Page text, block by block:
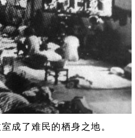
了难民的栖身之地。